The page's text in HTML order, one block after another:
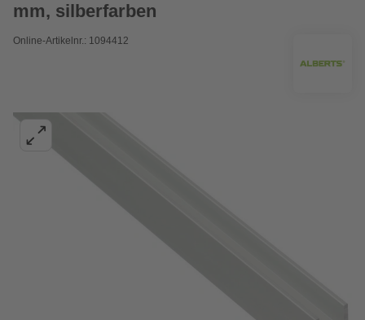
mm, silberfarben
Online-Artikelnr.: 1094412